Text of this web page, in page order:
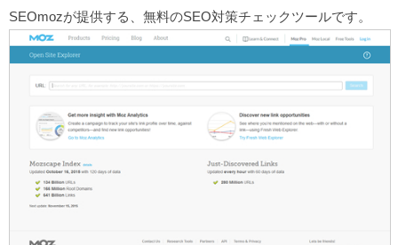
SEOmozが提供する、無料のSEO対策チェックツールです。